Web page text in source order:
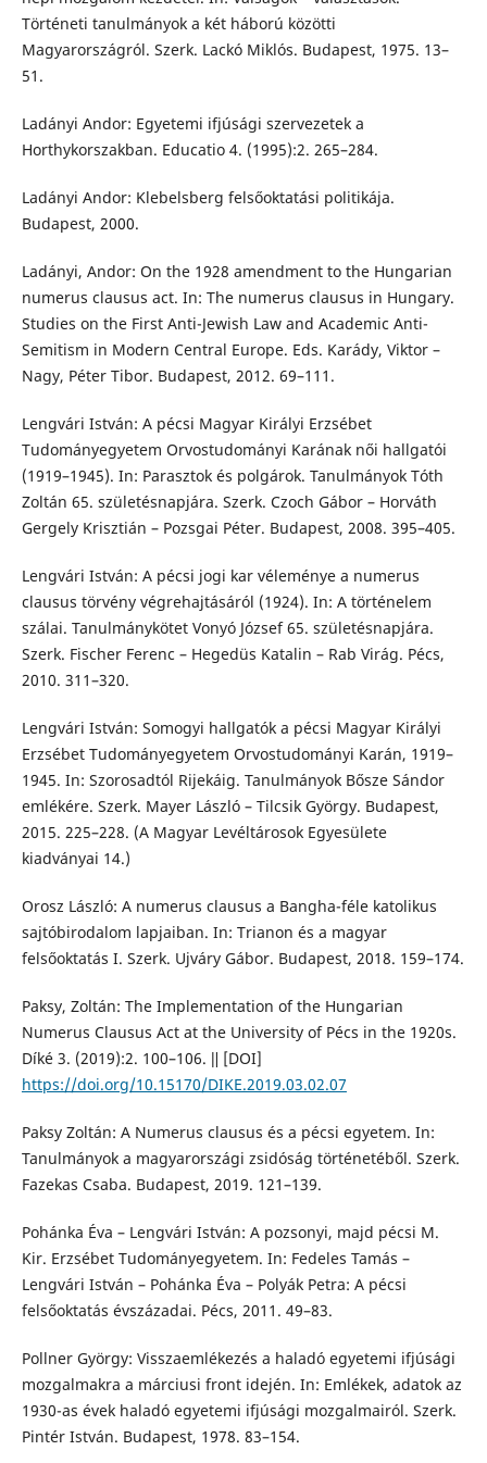
Történeti tanulmányok a két háború közötti
Magyarországról. Szerk. Lackó Miklós. Budapest, 1975. 13–
51.
Ladányi Andor: Egyetemi ifjúsági szervezetek a
Horthykorszakban. Educatio 4. (1995):2. 265–284.
Ladányi Andor: Klebelsberg felsőoktatási politikája.
Budapest, 2000.
Ladányi, Andor: On the 1928 amendment to the Hungarian
numerus clausus act. In: The numerus clausus in Hungary.
Studies on the First Anti-Jewish Law and Academic Anti-
Semitism in Modern Central Europe. Eds. Karády, Viktor –
Nagy, Péter Tibor. Budapest, 2012. 69–111.
Lengvári István: A pécsi Magyar Királyi Erzsébet
Tudományegyetem Orvostudományi Karának női hallgatói
(1919–1945). In: Parasztok és polgárok. Tanulmányok Tóth
Zoltán 65. születésnapjára. Szerk. Czoch Gábor – Horváth
Gergely Krisztián – Pozsgai Péter. Budapest, 2008. 395–405.
Lengvári István: A pécsi jogi kar véleménye a numerus
clausus törvény végrehajtásáról (1924). In: A történelem
szálai. Tanulmánykötet Vonyó József 65. születésnapjára.
Szerk. Fischer Ferenc – Hegedüs Katalin – Rab Virág. Pécs,
2010. 311–320.
Lengvári István: Somogyi hallgatók a pécsi Magyar Királyi
Erzsébet Tudományegyetem Orvostudományi Karán, 1919–
1945. In: Szorosadtól Rijekáig. Tanulmányok Bősze Sándor
emlékére. Szerk. Mayer László – Tilcsik György. Budapest,
2015. 225–228. (A Magyar Levéltárosok Egyesülete
kiadványai 14.)
Orosz László: A numerus clausus a Bangha-féle katolikus
sajtóbirodalom lapjaiban. In: Trianon és a magyar
felsőoktatás I. Szerk. Ujváry Gábor. Budapest, 2018. 159–174.
Paksy, Zoltán: The Implementation of the Hungarian
Numerus Clausus Act at the University of Pécs in the 1920s.
Díké 3. (2019):2. 100–106. ǁ [DOI]
https://doi.org/10.15170/DIKE.2019.03.02.07
Paksy Zoltán: A Numerus clausus és a pécsi egyetem. In:
Tanulmányok a magyarországi zsidóság történetéből. Szerk.
Fazekas Csaba. Budapest, 2019. 121–139.
Pohánka Éva – Lengvári István: A pozsonyi, majd pécsi M.
Kir. Erzsébet Tudományegyetem. In: Fedeles Tamás –
Lengvári István – Pohánka Éva – Polyák Petra: A pécsi
felsőoktatás évszázadai. Pécs, 2011. 49–83.
Pollner György: Visszaemlékezés a haladó egyetemi ifjúsági
mozgalmakra a márciusi front idején. In: Emlékek, adatok az
1930-as évek haladó egyetemi ifjúsági mozgalmairól. Szerk.
Pintér István. Budapest, 1978. 83–154.